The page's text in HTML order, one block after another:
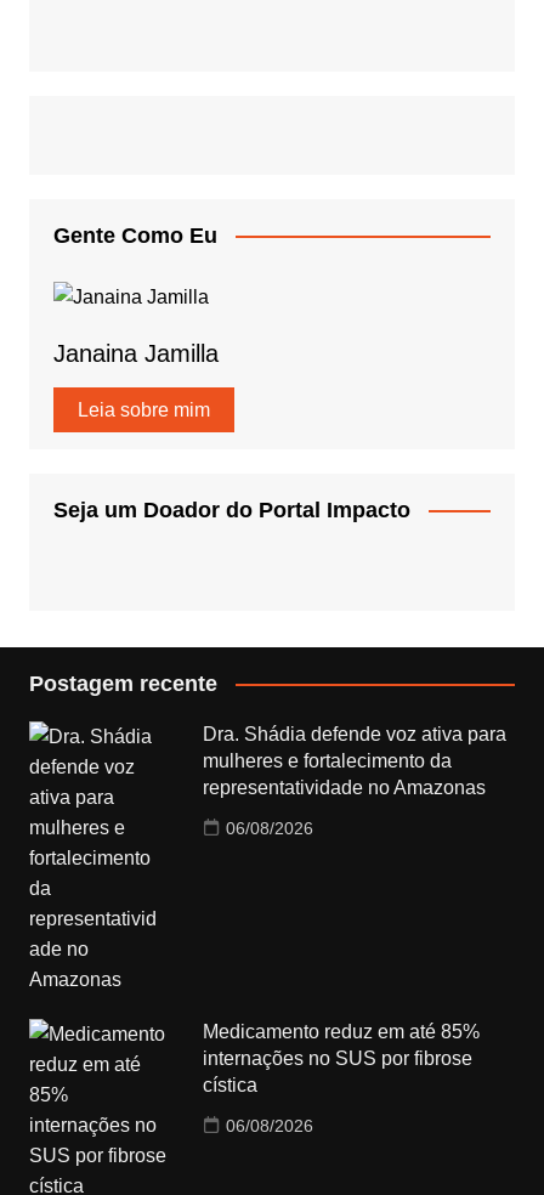
Gente Como Eu
Janaina Jamilla
Leia sobre mim
Seja um Doador do Portal Impacto
Postagem recente
Dra. Shádia defende voz ativa para
mulheres e fortalecimento da
representatividade no Amazonas
06/08/2026
Medicamento reduz em até 85%
internações no SUS por fibrose
cística
06/08/2026